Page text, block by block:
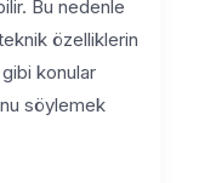
Bu nedenle
özelliklerin
konular
söylemek